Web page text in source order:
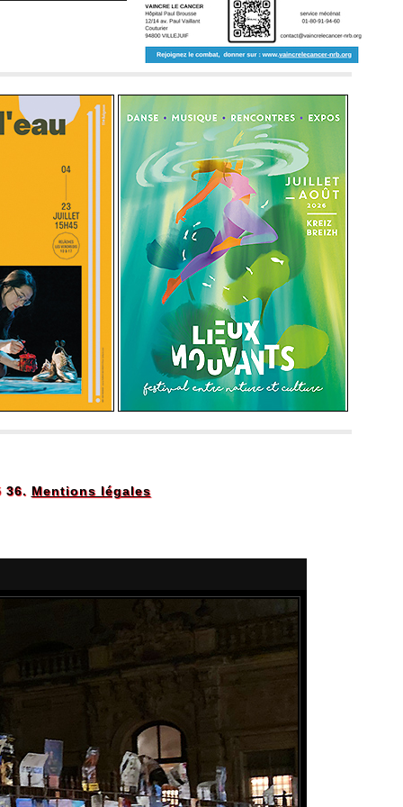
36. Mentions légales